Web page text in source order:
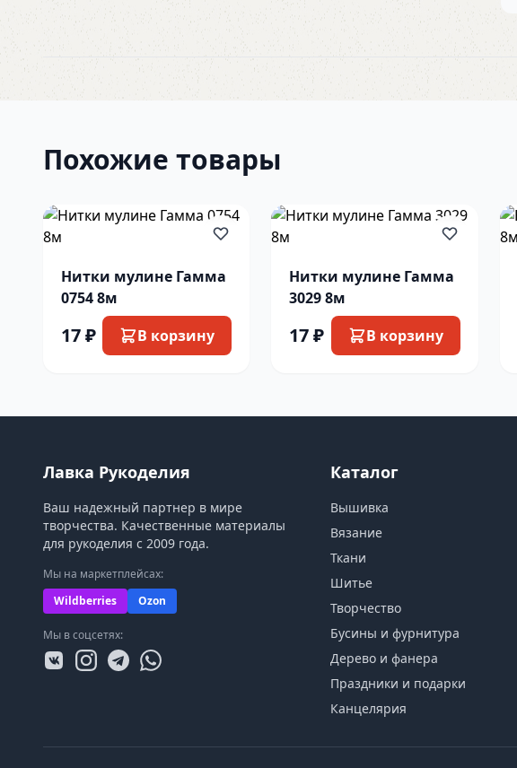
Похожие товары
Нитки мулине Гамма
0754 8м
17 ₽ В корзину
Нитки мулине Гамма
3029 8м
17 ₽ В корзину
Лавка Рукоделия
Ваш надежный партнер в мире
творчества. Качественные материалы
для рукоделия с 2009 года.
Мы на маркетплейсах:
Wildberries
Ozon
Мы в соцсетях:
Каталог
Вышивка
Вязание
Ткани
Шитье
Творчество
Бусины и фурнитура
Дерево и фанера
Праздники и подарки
Канцелярия